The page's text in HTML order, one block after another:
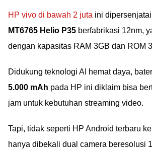
HP vivo di bawah 2 juta ini
MT6765 Helio P35 berfabrikasi 12nm,
dengan kapasitas RAM 3GB dan ROM
Didukung teknologi AI hemat daya,
5.000 mAh pada HP ini diklaim bisa
jam untuk kebutuhan streaming video.
Tapi, tidak seperti HP Android terbaru
hanya dibekali dual camera beresolusi